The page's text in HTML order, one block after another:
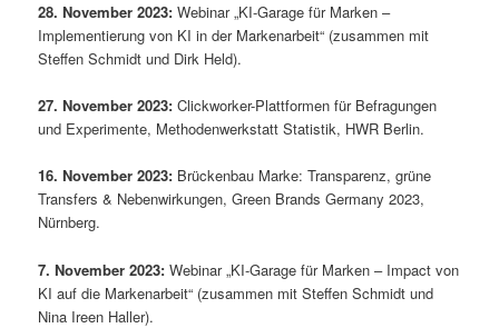
28. November 2023: Webinar „KI-Garage für Marken –
Implementierung von KI in der Markenarbeit“ (zusammen mit
Steffen Schmidt und Dirk Held).
27. November 2023: Clickworker-Plattformen für Befragungen
und Experimente, Methodenwerkstatt Statistik, HWR Berlin.
16. November 2023: Brückenbau Marke: Transparenz, grüne
Transfers & Nebenwirkungen, Green Brands Germany 2023,
Nürnberg.
7. November 2023: Webinar „KI-Garage für Marken – Impact von
KI auf die Markenarbeit“ (zusammen mit Steffen Schmidt und
Nina Ireen Haller).